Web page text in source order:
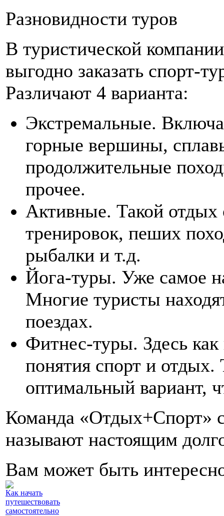
Разновидности туров
В туристической
выгодно заказать спорт-
Различают 4 варианта:
Экстремальные.
горные вершины,
продолжительные
прочее.
Активные. Такой отдых
тренировок, пеших
рыбалки и т.д.
Йога-туры. Уже самое
Многие туристы
поездах.
Фитнес-туры. Здесь
понятия спорт и отдых.
оптимальный вариант,
Команда «Отдых+Спорт»
называют настоящим
Вам может быть
Как начать
путешествовать
самостоятельно